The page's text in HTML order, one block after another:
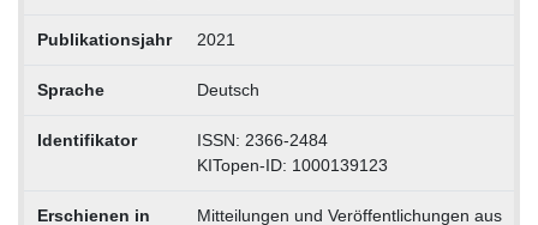
Publikationsjahr 2021
Sprache Deutsch
Identifikator
ISSN: 2366-2484
KITopen-ID: 1000139123
Erschienen in Mitteilungen und Veröffentlichungen aus